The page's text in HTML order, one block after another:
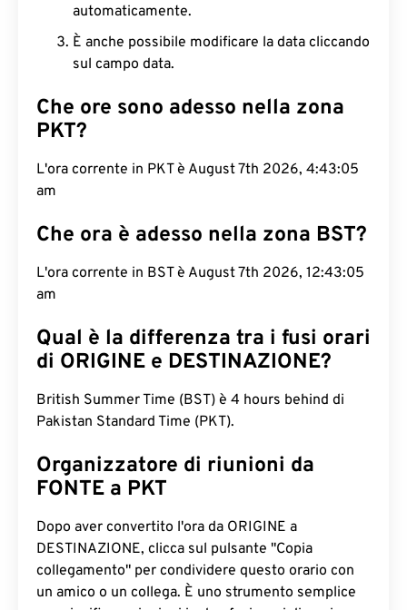
automaticamente.
È anche possibile modificare la data cliccando
sul campo data.
Che ore sono adesso nella zona
PKT?
L'ora corrente in PKT è August 7th 2026, 4:43:06
am
Che ora è adesso nella zona BST?
L'ora corrente in BST è August 7th 2026, 12:43:06
am
Qual è la differenza tra i fusi orari
di ORIGINE e DESTINAZIONE?
British Summer Time (BST) è 4 hours behind di
Pakistan Standard Time (PKT).
Organizzatore di riunioni da
FONTE a PKT
Dopo aver convertito l'ora da ORIGINE a
DESTINAZIONE, clicca sul pulsante "Copia
collegamento" per condividere questo orario con
un amico o un collega. È uno strumento semplice